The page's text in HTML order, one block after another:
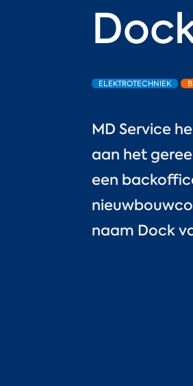
ELEKTROTECHNIEK
MD Service
aan het
een
naam Dock